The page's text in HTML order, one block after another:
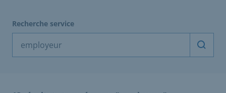
Recherche service